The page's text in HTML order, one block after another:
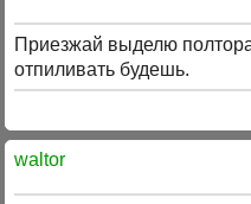
Приезжай выделю
отпиливать будешь.
waltor